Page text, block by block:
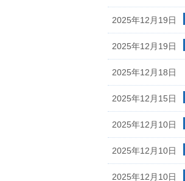
2025年12月19日
2025年12月19日
2025年12月18日
2025年12月15日
2025年12月10日
2025年12月10日
2025年12月10日